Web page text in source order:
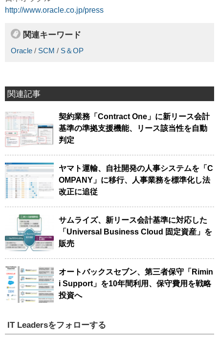
http://www.oracle.co.jp/press
関連キーワード
Oracle / SCM / S＆OP
関連記事
契約業務「Contract One」に新リース会計
基準の準拠支援機能、リース該当性を自動
判定
ヤマト運輸、自社開発の人事システムを「C
OMPANY」に移行、人事業務を標準化し法
改正に追従
サムライズ、新リース会計基準に対応した
「Universal Business Cloud 固定資産」を
販売
オートバックスセブン、第三者保守「Rimin
i Support」を10年間利用、保守費用を戦略
投資へ
IT Leadersをフォローする